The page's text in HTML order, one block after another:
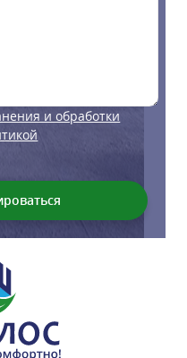
и обработки